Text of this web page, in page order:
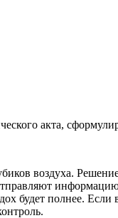
акта,
воздуха.
будет полнее. Если